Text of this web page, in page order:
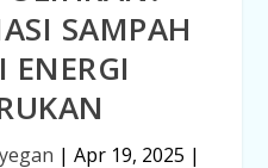
SAMPAH
ENERGI
| Apr 19, 2025 |